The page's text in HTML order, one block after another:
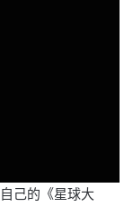
己的《星球大